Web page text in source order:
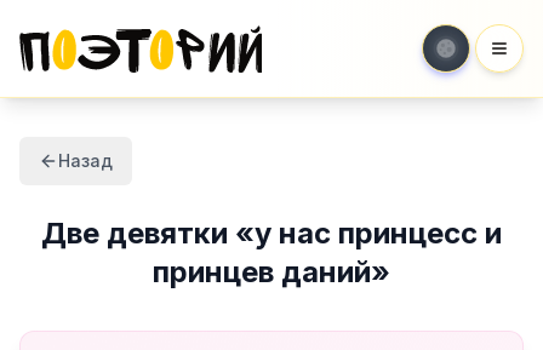
Назад
Две девятки «у нас принцесс и
принцев даний»